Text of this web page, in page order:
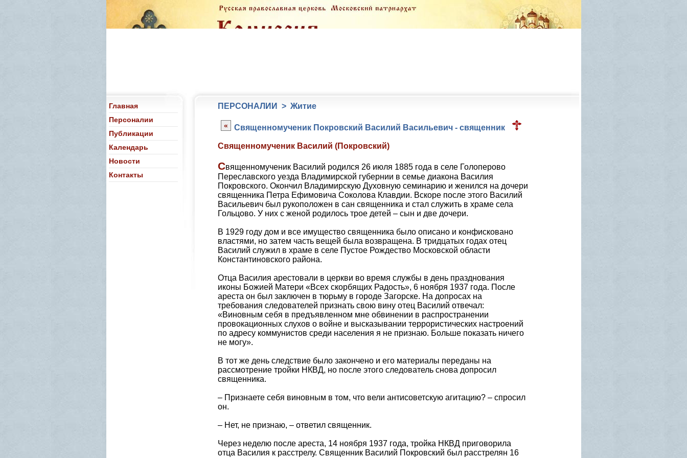
Главная
Персоналии
Публикации
Календарь
Новости
Контакты
ПЕРСОНАЛИИ > Житие
« Священномученик Покровский Василий Васильевич - священник
Священномученик Василий (Покровский)
Священномученик Василий родился 26 июля 1885 года в селе Голоперово
Переславского уезда Владимирской губернии в семье диакона Василия
Покровского. Окончил Владимирскую Духовную семинарию и женился на дочери
священника Петра Ефимовича Соколова Клавдии. Вскоре после этого Василий
Васильевич был рукоположен в сан священника и стал служить в храме села
Гольцово. У них с женой родилось трое детей – сын и две дочери.
В 1929 году дом и все имущество священника было описано и конфисковано
властями, но затем часть вещей была возвращена. В тридцатых годах отец
Василий служил в храме в селе Пустое Рождество Московской области
Константиновского района.
Отца Василия арестовали в церкви во время службы в день празднования
иконы Божией Матери «Всех скорбящих Радость», 6 ноября 1937 года. После
ареста он был заключен в тюрьму в городе Загорске. На допросах на
требования следователей признать свою вину отец Василий отвечал:
«Виновным себя в предъявленном мне обвинении в распространении
провокационных слухов о войне и высказывании террористических настроений
по адресу коммунистов среди населения я не признаю. Больше показать ничего
не могу».
В тот же день следствие было закончено и его материалы переданы на
рассмотрение тройки НКВД, но после этого следователь снова допросил
священника.
– Признаете себя виновным в том, что вели антисоветскую агитацию? – спросил
он.
– Нет, не признаю, – ответил священник.
Через неделю после ареста, 14 ноября 1937 года, тройка НКВД приговорила
отца Василия к расстрелу. Священник Василий Покровский был расстрелян 16